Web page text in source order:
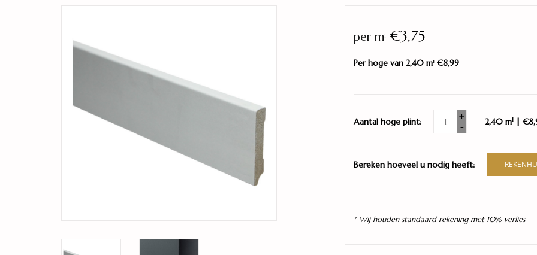
per m1 €3,75
Per hoge van 2,40 m1€8,99
Aantal hoge plint:
+
-
2,40 m1|
Bereken hoeveel u nodig heeft:
* Wij houden standaard rekening met 10% verlies